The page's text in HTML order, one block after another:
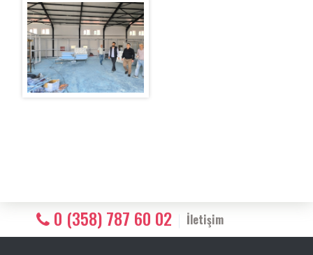
0 (358) 787 60 02 İletişim